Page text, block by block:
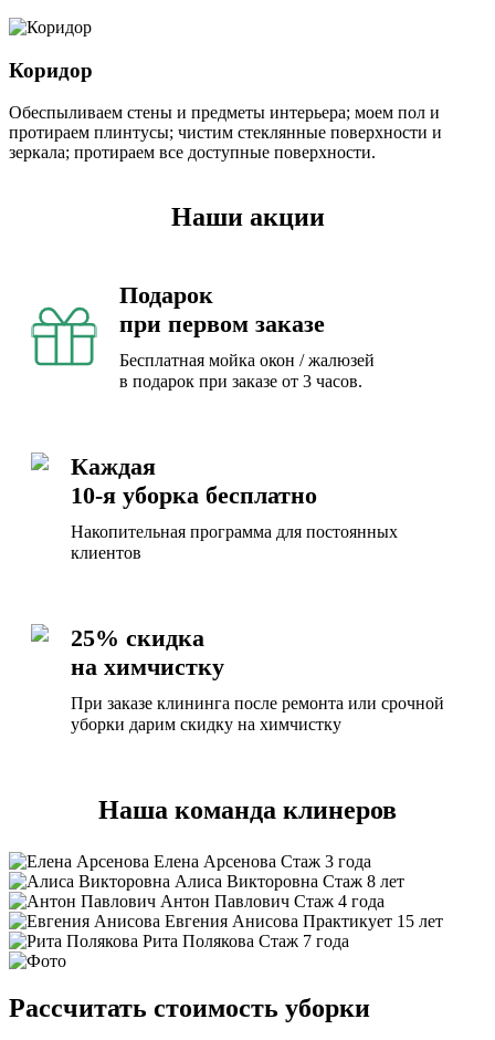
Коридор
Обеспыливаем стены и предметы интерьера; моем пол и
протираем плинтусы; чистим стеклянные поверхности и
зеркала; протираем все доступные поверхности.
Наши акции
Подарок
при первом заказе
Бесплатная мойка окон / жалюзей
в подарок при заказе от 3 часов.
Каждая
10-я уборка бесплатно
Накопительная программа для постоянных
клиентов
25% скидка
на химчистку
При заказе клининга после ремонта или срочной
уборки дарим скидку на химчистку
Наша команда клинеров
Елена Арсенова Стаж 3 года
Алиса Викторовна Стаж 8 лет
Антон Павлович Стаж 4 года
Евгения Анисова Практикует 15 лет
Рита Полякова Стаж 7 года
Рассчитать стоимость уборки